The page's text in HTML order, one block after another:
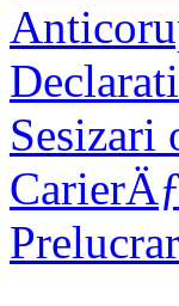
Sesizari
CarierÄƒ